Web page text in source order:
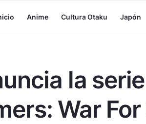
Anime Cultura Otaku Japón
la
War